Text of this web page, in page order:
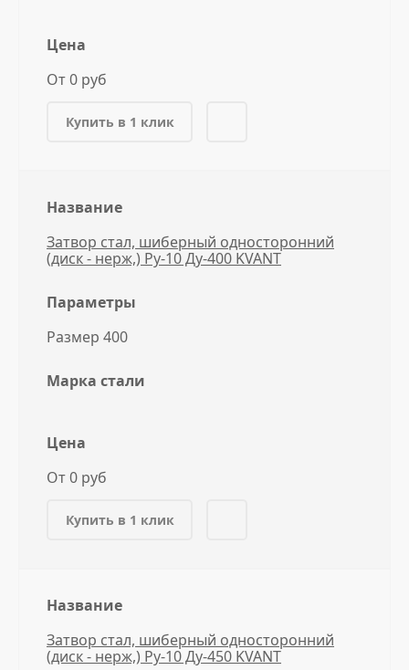
Цена
От 0 руб
Купить в 1 клик
Название
Затвор стал, шиберный односторонний
(диск - нерж,) Ру-10 Ду-400 KVANT
Параметры
Размер 400
Марка стали
Цена
От 0 руб
Купить в 1 клик
Название
Затвор стал, шиберный односторонний
(диск - нерж,) Ру-10 Ду-450 KVANT